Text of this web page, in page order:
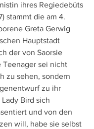
ihres Regiedebüts
stammt die am 4.
Greta Gerwig
Hauptstadt
der von Saorsie
Teenager sei nicht
zu sehen, sondern
zu ihr
Bird sich
und von den
will, habe sie selbst